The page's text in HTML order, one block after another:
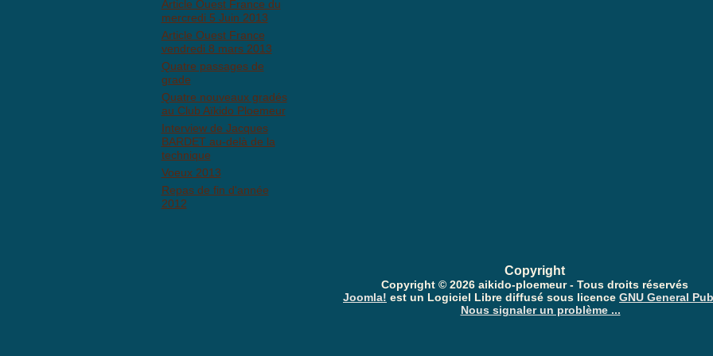
Article Ouest France du
mercredi 5 Juin 2013
Article Ouest France
vendredi 8 mars 2013
Quatre passages de
grade
Quatre nouveaux gradés
au Club Aïkido Ploemeur
Interview de Jacques
BARDET au-delà de la
technique
Voeux 2013
Repas de fin d'année
2012
Copyright
Copyright © 2026 aikido-ploemeur - Tous droits réservés
Joomla! est un Logiciel Libre diffusé sous licence GNU General
Nous signaler un problème ...